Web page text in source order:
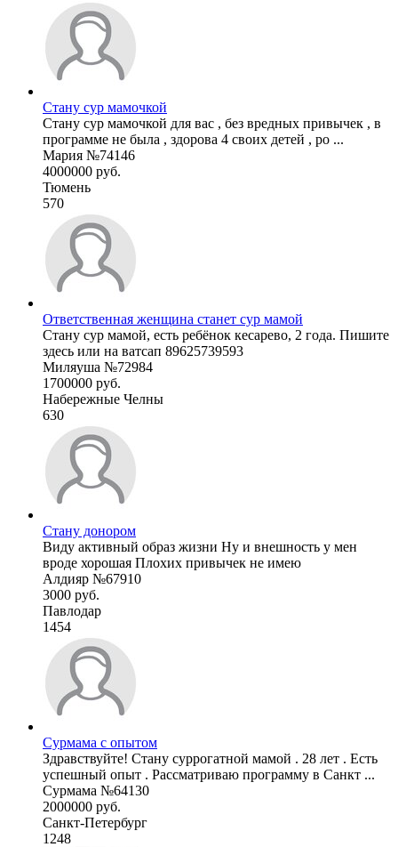
Стану сур мамочкой
Стану сур мамочкой для вас , без вредных привычек , в
программе не была , здорова 4 своих детей , ро ...
Мария №74146
4000000 руб.
Тюмень
570
Ответственная женщина станет сур мамой
Стану сур мамой, есть ребёнок кесарево, 2 года. Пишите
здесь или на ватсап 89625739593
Миляуша №72984
1700000 руб.
Набережные Челны
630
Стану донором
Виду активный образ жизни Ну и внешность у мен
вроде хорошая Плохих привычек не имею
Алдияр №67910
3000 руб.
Павлодар
1454
Сурмама с опытом
Здравствуйте! Стану суррогатной мамой . 28 лет . Есть
успешный опыт . Рассматриваю программу в Санкт ...
Сурмама №64130
2000000 руб.
Санкт-Петербург
1248